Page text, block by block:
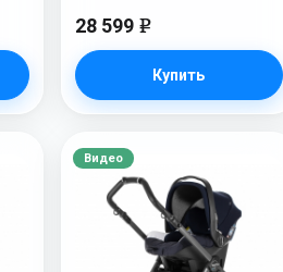
28 599 e
Купить
Видео